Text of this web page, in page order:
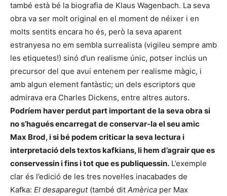
també està bé la biografia de Klaus Wagenbach. La seva
obra va ser molt original en el moment de néixer i en
molts sentits encara ho és, però la seva aparent
estranyesa no em sembla surrealista (vigileu sempre amb
les etiquetes!) sinó d’un realisme únic, potser inclús un
precursor del que avui entenem per realisme màgic, i
amb algun element fantàstic; un dels escriptors que
admirava era Charles Dickens, entre altres autors.
Podríem haver perdut part important de la seva obra si
no s’hagués encarregat de conservar-la el seu amic
Max Brod, i si bé podem criticar la seva lectura i
interpretació dels textos kafkians, li hem d’agrair que es
conservessin i fins i tot que es publiquessin. L’exemple
clar és l’edició de les tres novel·les inacabades de
Kafka: El desaparegut(també dit Amèrica per Max